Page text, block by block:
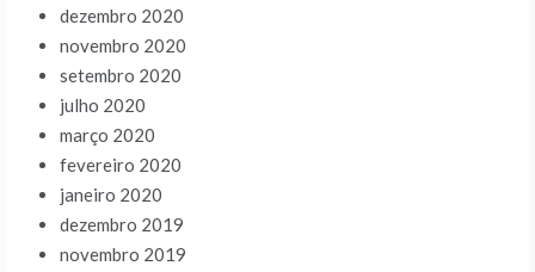
dezembro 2020
novembro 2020
setembro 2020
julho 2020
março 2020
fevereiro 2020
janeiro 2020
dezembro 2019
novembro 2019